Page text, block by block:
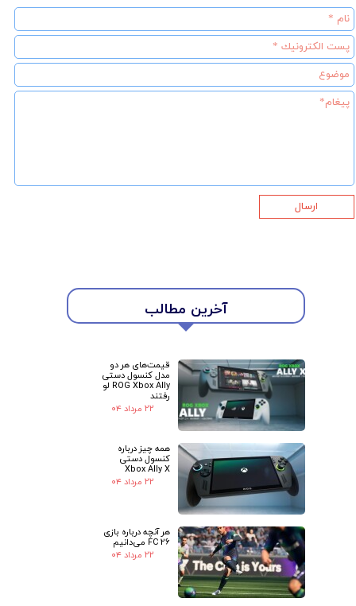
★
آخرین مطالب
قیمت‌های هر دو
مدل کنسول دستی
ROG Xbox Ally لو
رفتند
۲۲ مرداد ۰۴
همه چیز درباره
کنسول دستی
Xbox Ally X
۲۲ مرداد ۰۴
هر آنچه درباره بازی
FC 26 می‌دانیم
۲۲ مرداد ۰۴
ارسال